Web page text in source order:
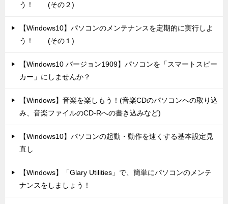
う！ (その２)
【Windows10】パソコンのメンテナンスを定期的に実行しよ
う！ (その１)
【Windows10 バージョン1909】パソコンを「スマートスピー
カー」にしませんか？
【Windows】音楽を楽しもう！(音楽CDのパソコンへの取り込
み、音楽ファイルのCD-Rへの書き込みなど)
【Windows10】パソコンの起動・動作を速くする基本設定見
直し
【Windows】「Glary Utilities」で、簡単にパソコンのメンテ
ナンスをしましょう！